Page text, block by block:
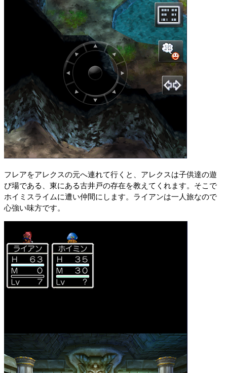
フレアをアレクスの元へ連れて行くと、アレクスは子供達の遊
び場である、東にある古井戸の存在を教えてくれます。そこで
ホイミスライムに遭い仲間にします。ライアンは一人旅なので
心強い味方です。